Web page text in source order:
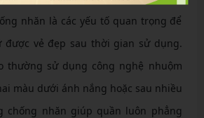
nhăn là các yếu tố quan trọng để
được vẻ đẹp sau thời gian sử dụng.
thường sử dụng công nghệ nhuộm
màu dưới ánh nắng hoặc sau nhiều
chống nhăn giúp quần luôn phẳng